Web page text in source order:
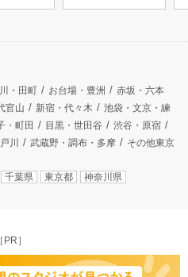
・田町 お台場・豊洲
赤坂・六本
官山 新宿・代々木
池袋・文京・練
・町田 目黒・世田谷
渋谷・原宿
川 武蔵野・調布・多摩
その他東京
千葉県 東京都 神奈川県
［PR］